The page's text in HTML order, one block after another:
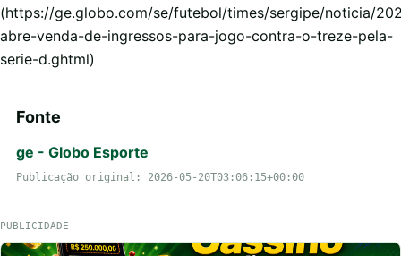
(https://ge.globo.com/se/futebol/times/sergipe/noticia/
abre-venda-de-ingressos-para-jogo-contra-o-treze-pela-
serie-d.ghtml)
Fonte
ge - Globo Esporte
Publicação original: 2026-05-20T03:06:15+00:00
PUBLICIDADE